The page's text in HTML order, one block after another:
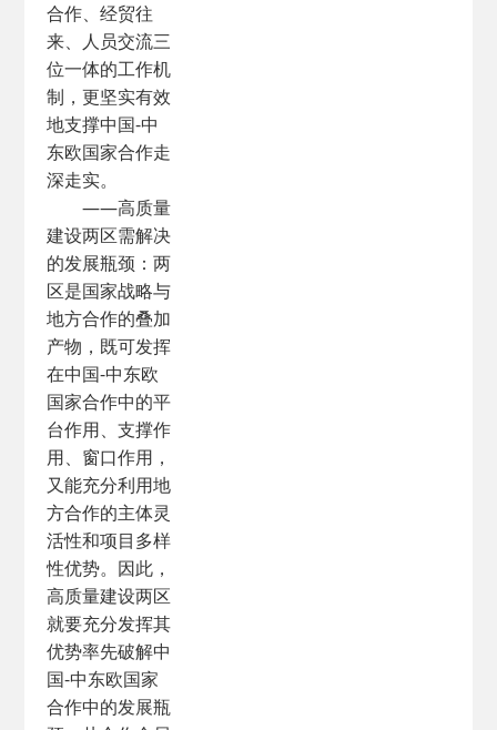
合作、经贸往
来、人员交流三
位一体的工作机
制，更坚实有效
地支撑中国-中
东欧国家合作走
深走实。
——高质量
建设两区需解决
的发展瓶颈：两
区是国家战略与
地方合作的叠加
产物，既可发挥
在中国-中东欧
国家合作中的平
台作用、支撑作
用、窗口作用，
又能充分利用地
方合作的主体灵
活性和项目多样
性优势。因此，
高质量建设两区
就要充分发挥其
优势率先破解中
国-中东欧国家
合作中的发展瓶